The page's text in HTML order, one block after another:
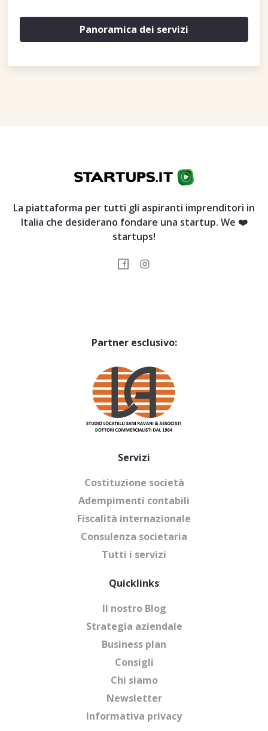
Panoramica dei servizi
La piattaforma per tutti gli aspiranti imprenditori in
Italia che desiderano fondare una startup. We ❤️
startups!
Partner esclusivo:
Servizi
Costituzione società
Adempimenti contabili
Fiscalità internazionale
Consulenza societaria
Tutti i servizi
Quicklinks
Il nostro Blog
Strategia aziendale
Business plan
Consigli
Chi siamo
Newsletter
Informativa privacy